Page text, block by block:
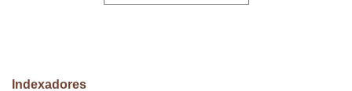
Indexadores